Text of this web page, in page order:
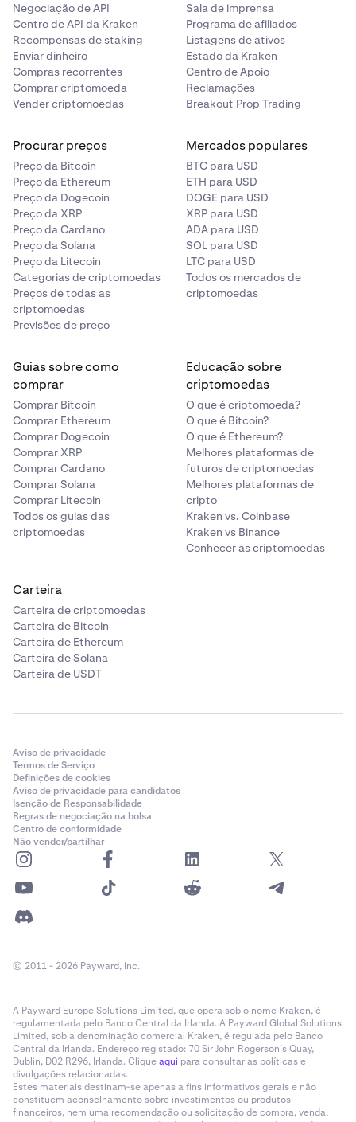
Negociação de API
Centro de API da Kraken
Recompensas de staking
Enviar dinheiro
Compras recorrentes
Comprar criptomoeda
Vender criptomoedas
Sala de imprensa
Programa de afiliados
Listagens de ativos
Estado da Kraken
Centro de Apoio
Reclamações
Breakout Prop Trading
Procurar preços
Preço da Bitcoin
Preço da Ethereum
Preço da Dogecoin
Preço da XRP
Preço da Cardano
Preço da Solana
Preço da Litecoin
Categorias de criptomoedas
Preços de todas as
criptomoedas
Previsões de preço
Mercados populares
BTC para USD
ETH para USD
DOGE para USD
XRP para USD
ADA para USD
SOL para USD
LTC para USD
Todos os mercados de
criptomoedas
Guias sobre como
comprar
Comprar Bitcoin
Comprar Ethereum
Comprar Dogecoin
Comprar XRP
Comprar Cardano
Comprar Solana
Comprar Litecoin
Todos os guias das
criptomoedas
Educação sobre
criptomoedas
O que é criptomoeda?
O que é Bitcoin?
O que é Ethereum?
Melhores plataformas de
futuros de criptomoedas
Melhores plataformas de
cripto
Kraken vs. Coinbase
Kraken vs Binance
Conhecer as criptomoedas
Carteira
Carteira de criptomoedas
Carteira de Bitcoin
Carteira de Ethereum
Carteira de Solana
Carteira de USDT
Aviso de privacidade
Termos de Serviço
Definições de cookies
Aviso de privacidade para candidatos
Isenção de Responsabilidade
Regras de negociação na bolsa
Centro de conformidade
Não vender/partilhar
© 2011 - 2026 Payward, Inc.
A Payward Europe Solutions Limited, que opera sob o nome Kraken, é
regulamentada pelo Banco Central da Irlanda. A Payward Global Solutions
Limited, sob a denominação comercial Kraken, é regulada pelo Banco
Central da Irlanda. Endereço registado: 70 Sir John Rogerson’s Quay,
Dublin, D02 R296, Irlanda. Cliqueaqui para consultar as políticas e
divulgações relacionadas.
Estes materiais destinam-se apenas a fins informativos gerais e não
constituem aconselhamento sobre investimentos ou produtos
financeiros, nem uma recomendação ou solicitação de compra, venda,